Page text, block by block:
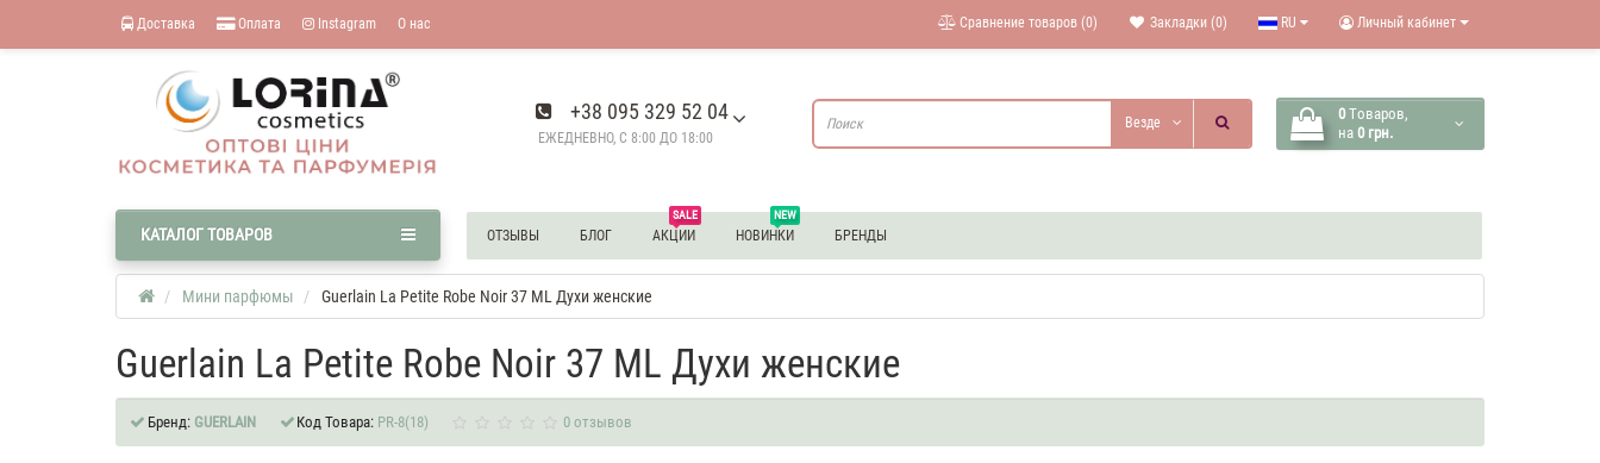
Доставка Оплата Instagram О нас Личный кабинет
RU
Закладки (0)
Сравнение товаров (0)
+38 095 329 52 04
ЕЖЕДНЕВНО, С 8:00 ДО 18:00
0 Tоваров,
на 0 грн.
Везде
ОТЗЫВЫ БЛОГ
SALE
АКЦИИ
NEW
НОВИНКИ БРЕНДЫ
КАТАЛОГ ТОВАРОВ
Мини парфюмы Guerlain La Petite Robe Noir 37 ML Духи женские
Guerlain La Petite Robe Noir 37 ML Духи женские
Бренд: GUERLAIN Код Товара: PR-8(18) 0 отзывов